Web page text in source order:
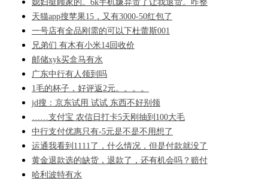
媳妇挺顾家的。6k手机嫌弃贵了让我退货。咋整
天猫app搜苹果15，又有3000-50红包了
一号店有全品刚需的可以下杜蕾斯001
兄弟们 有木有小米14回收价
邮储xyk买盒马有水
广东中行有人领到吗
1毛的杯子，好评返2元。。。。
jd搜：京东试用 试试 东西不好别领
……支付宝 农信日打卡5天刚抽到100大毛
中行支付优惠只有-5元是不是不用想了
运通我看到1111了，什么情况，但是付款就没了
黄金退款选的缺货，退款了，还有机会吗？赔付
哈利波特有水